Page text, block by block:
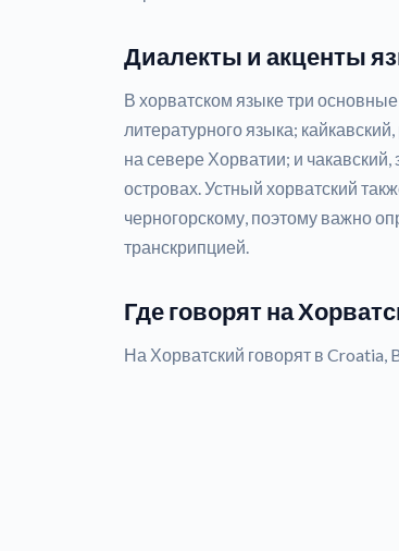
Диалекты и акценты
В хорватском языке три
литературного языка;
на севере Хорватии; и
островах. Устный хорватский
черногорскому, поэтому важно
транскрипцией.
Где говорят на
На Хорватский говорят в Croatia,